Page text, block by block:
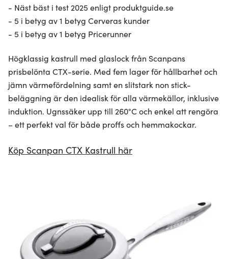
- Näst bäst i test 2025 enligt produktguide.se
- 5 i betyg av 1 betyg Cerveras kunder
- 5 i betyg av 1 betyg Pricerunner
Högklassig kastrull med glaslock från Scanpans
prisbelönta CTX-serie. Med fem lager för hållbarhet och
jämn värmefördelning samt en slitstark non stick-
beläggning är den idealisk för alla värmekällor, inklusive
induktion. Ugnssäker upp till 260°C och enkel att rengöra
– ett perfekt val för både proffs och hemmakockar.
Köp Scanpan CTX Kastrull här